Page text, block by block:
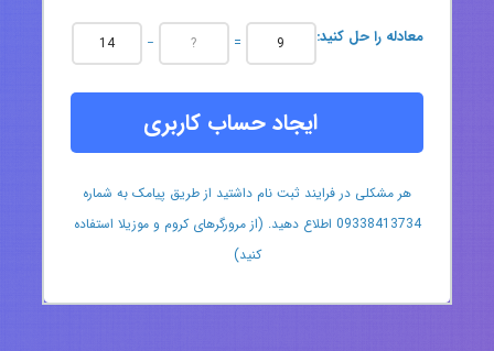
:معادله را حل کنید − =
ایجاد حساب کاربری
هر مشکلی در فرایند ثبت نام داشتید از طریق پیامک به شماره
09338413734 اطلاع دهید. (از مرورگرهای کروم و موزیلا استفاده
کنید)